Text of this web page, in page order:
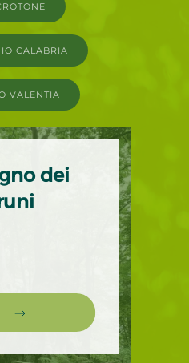
CALABRIA
VALENTIA
dei